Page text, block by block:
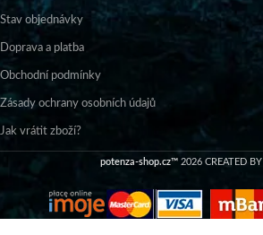
Stav objednávky
Doprava a platba
Obchodní podmínky
Zásady ochrany osobních údajů
Jak vrátit zboží?
potenza-shop.cz™ 2026 CREATED BY